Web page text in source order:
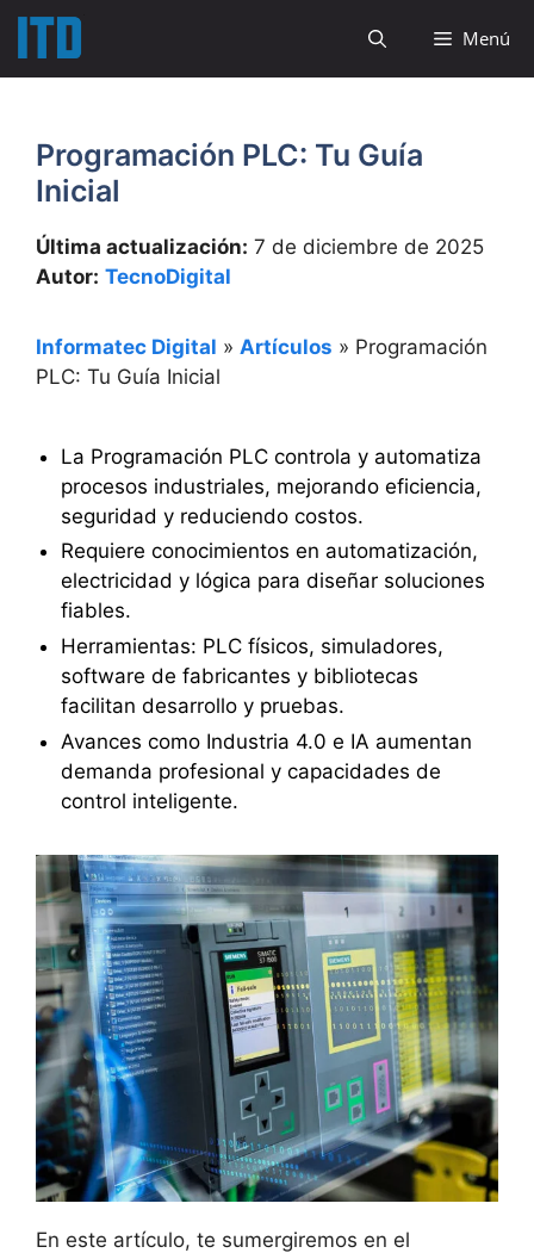
Saltar
contenido
Menú
Programación PLC: Tu Guía
Inicial
Última actualización: 7 de diciembre de 2025
Autor: TecnoDigital
Informatec Digital » Artículos » Programación
PLC: Tu Guía Inicial
La Programación PLC controla y automatiza
procesos industriales, mejorando eficiencia,
seguridad y reduciendo costos.
Requiere conocimientos en automatización,
electricidad y lógica para diseñar soluciones
fiables.
Herramientas: PLC físicos, simuladores,
software de fabricantes y bibliotecas
facilitan desarrollo y pruebas.
Avances como Industria 4.0 e IA aumentan
demanda profesional y capacidades de
control inteligente.
En este artículo, te sumergiremos en el